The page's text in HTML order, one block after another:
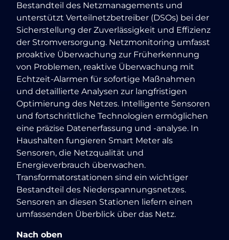
Bestandteil des Netzmanagements und
unterstützt Verteilnetzbetreiber (DSOs) bei der
Sicherstellung der Zuverlässigkeit und Effizienz
der Stromversorgung. Netzmonitoring umfasst
proaktive Überwachung zur Früherkennung
von Problemen, reaktive Überwachung mit
Echtzeit-Alarmen für sofortige Maßnahmen
und detaillierte Analysen zur langfristigen
Optimierung des Netzes. Intelligente Sensoren
und fortschrittliche Technologien ermöglichen
eine präzise Datenerfassung und -analyse. In
Haushalten fungieren Smart Meter als
Sensoren, die Netzqualität und
Energieverbrauch überwachen.
Transformatorstationen sind ein wichtiger
Bestandteil des Niederspannungsnetzes.
Sensoren an diesen Stationen liefern einen
umfassenden Überblick über das Netz.
Nach oben